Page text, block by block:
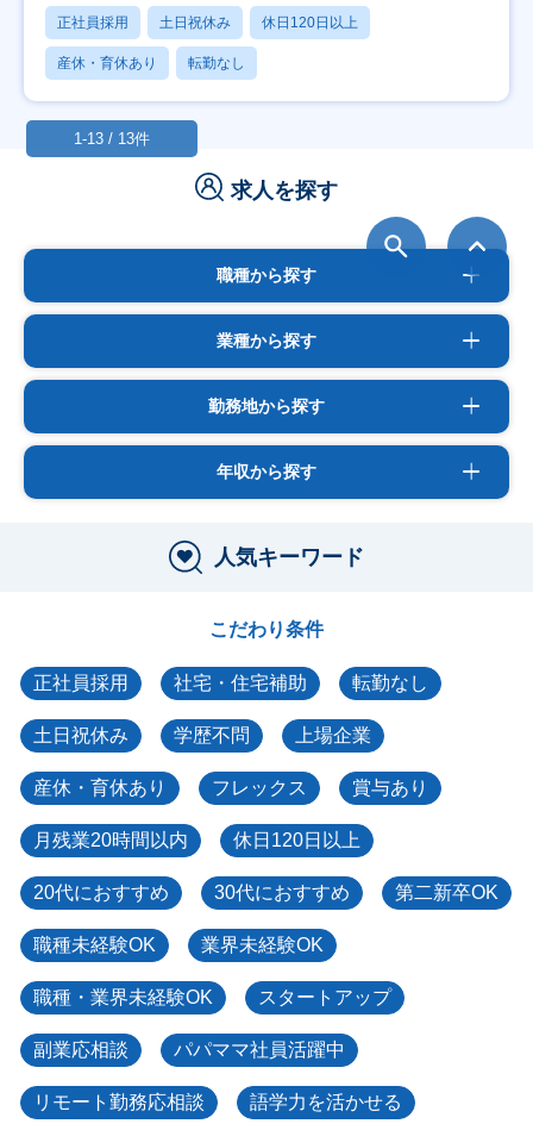
正社員採用 土日祝休み 休日120日以上
産休・育休あり 転勤なし
求人を探す
職種から探す
業種から探す
勤務地から探す
年収から探す
人気キーワード
こだわり条件
正社員採用 社宅・住宅補助 転勤なし
土日祝休み 学歴不問 上場企業
産休・育休あり フレックス 賞与あり
月残業20時間以内 休日120日以上
20代におすすめ 30代におすすめ 第二新卒OK
職種未経験OK 業界未経験OK
職種・業界未経験OK スタートアップ
副業応相談 パパママ社員活躍中
リモート勤務応相談 語学力を活かせる
1-13 / 13件